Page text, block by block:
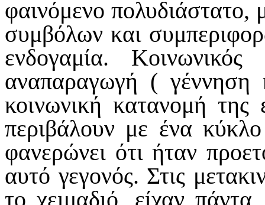
φαινόμενο
συμβόλων και
ενδογαμία.
αναπαραγωγή ( γέννηση
κοινωνική κατανομή
περιβάλουν με ένα
φανερώνει ότι ήταν
αυτό γεγονός. Στις
το χειμαδιό, είχαν